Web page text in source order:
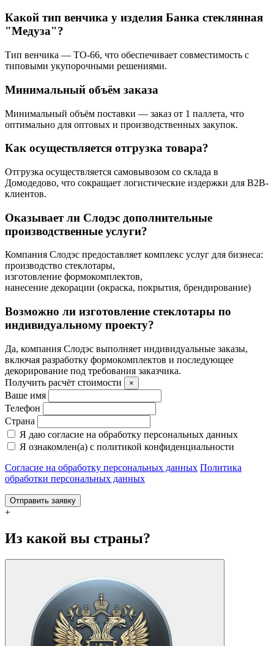
Какой тип венчика у изделия Банка cтеклянная
"Медуза"?
Тип венчика — ТО-66, что обеспечивает совместимость с
типовыми укупорочными решениями.
Минимальный объём заказа
Минимальный объём поставки — заказ от 1 паллета, что
оптимально для оптовых и производственных закупок.
Как осуществляется отгрузка товара?
Отгрузка осуществляется самовывозом со склада в
Домодедово, что сокращает логистические издержки для B2B-
клиентов.
Оказывает ли Слодэс дополнительные
производственные услуги?
Компания Слодэс предоставляет комплекс услуг для бизнеса:
производство стеклотары,
изготовление формокомплектов,
нанесение декорации (окраска, покрытия, брендирование)
Возможно ли изготовление стеклотары по
индивидуальному проекту?
Да, компания Слодэс выполняет индивидуальные заказы,
включая разработку формокомплектов и последующее
декорирование под требования заказчика.
Получить расчёт стоимости
×
Ваше имя
Телефон
Страна
Я даю согласие на обработку персональных данных
Я ознакомлен(а) с политикой конфиденциальности
Согласие на обработку персональных данных Политика
обработки персональных данных
Отправить заявку
+
Из какой вы страны?